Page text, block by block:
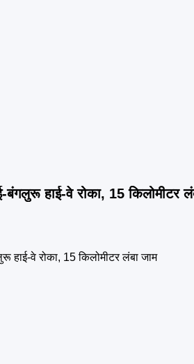
बंगलुरू हाई-वे रोका, 15 किलोमीटर